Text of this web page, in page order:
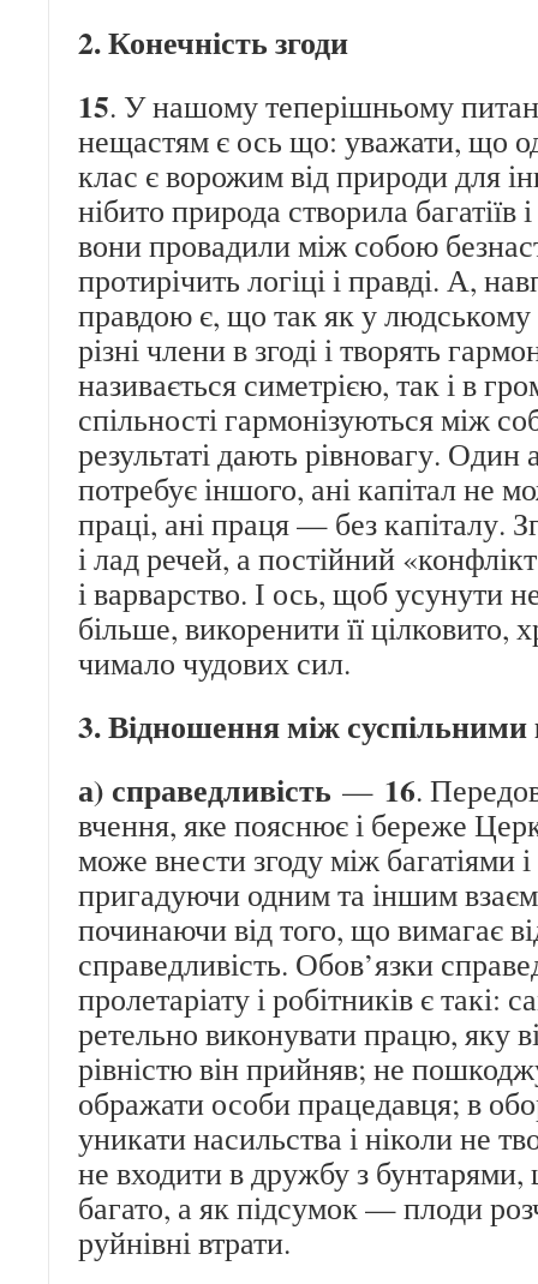
2. Конечність згоди
15. У нашому теперішньому
нещастям є ось що: уважати, що
клас є ворожим від природи для
нібито природа створила багатіїв
вони провадили між собою
протирічить логіці і правді. А,
правдою є, що так як у людському
різні члени в згоді і творять
називається симетрією, так і в
спільності гармонізуються між
результаті дають рівновагу.
потребує іншого, ані капітал не
праці, ані праця — без капіталу.
і лад речей, а постійний
і варварство. І ось, щоб усунути
більше, викоренити її цілковито,
чимало чудових сил.
3. Відношення між
а) справедливість — 16.
вчення, яке пояснює і береже
може внести згоду між багатіями
пригадуючи одним та іншим
починаючи від того, що вимагає
справедливість. Обов’язки
пролетаріату і робітників є такі:
ретельно виконувати працю, яку
рівністю він прийняв; не
ображати особи працедавця; в
уникати насильства і ніколи не
не входити в дружбу з
багато, а як підсумок — плоди
руйнівні втрати.